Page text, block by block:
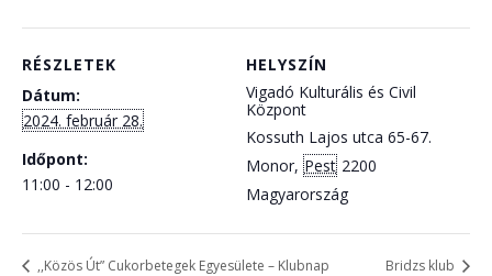
RÉSZLETEK
Dátum:
2024. február 28.
Időpont:
11:00 - 12:00
HELYSZÍN
Vigadó Kulturális és Civil
Központ
Kossuth Lajos utca 65-67.
Monor, Pest 2200
Magyarország
,,Közös Út” Cukorbetegek Egyesülete – Klubnap Bridzs klub